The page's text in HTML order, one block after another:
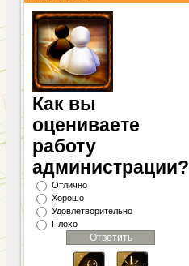
Как вы
оцениваете
работу
администрации?
Отлично
Хорошо
Удовлетворительно
Плохо